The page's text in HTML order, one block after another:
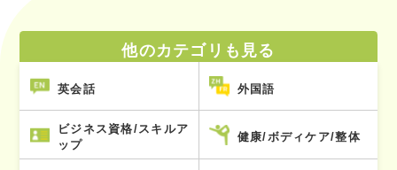
他のカテゴリも見る
英会話 外国語
ビジネス資格/スキルア
ップ
健康/ボディケア/整体